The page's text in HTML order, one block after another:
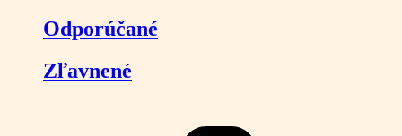
Odporúčané
Zľavnené